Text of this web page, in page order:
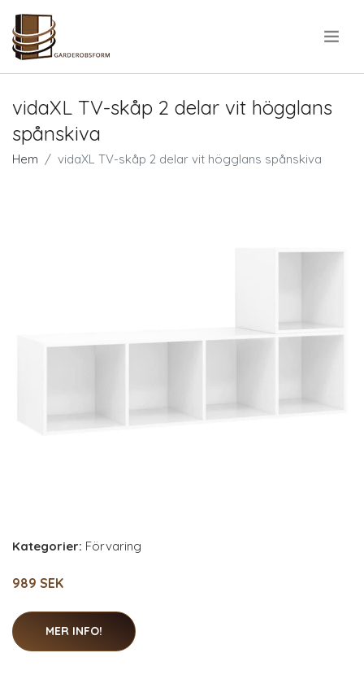
vidaXL TV-skåp 2 delar vit högglans
spånskiva
Hem vidaXL TV-skåp 2 delar vit högglans spånskiva
Kategorier: Förvaring
989 SEK
MER INFO!